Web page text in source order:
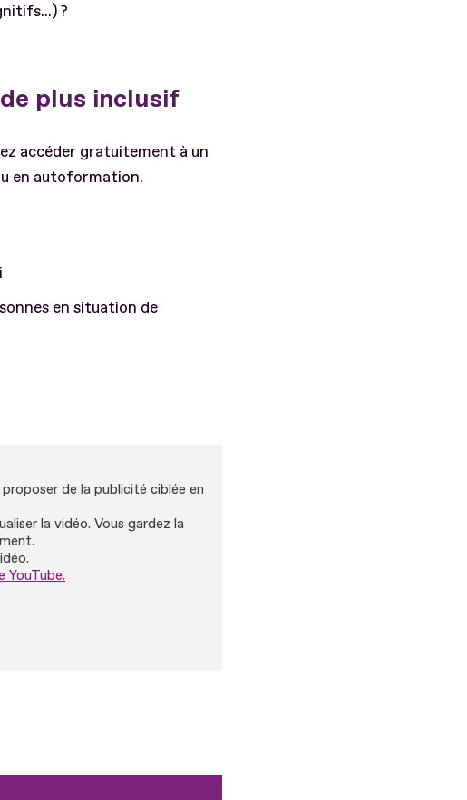
?
plus inclusif
accéder gratuitement à un
en autoformation.
en situation de
de la publicité ciblée en
la vidéo. Vous gardez la
YouTube.